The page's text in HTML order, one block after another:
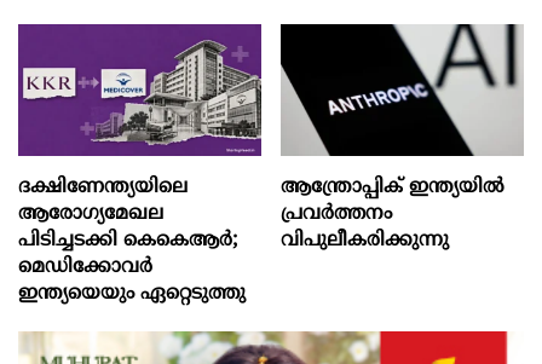
ദക്ഷിണേന്ത്യയിലെ
ആരോഗ്യമേഖല
പിടിച്ചടക്കി കെകെആർ;
മെഡിക്കോവർ
ഇന്ത്യയെയും ഏറ്റെടുത്തു
ആന്ത്രോപ്പിക് ഇന്ത്യയില്‍
പ്രവര്‍ത്തനം
വിപുലീകരിക്കുന്നു